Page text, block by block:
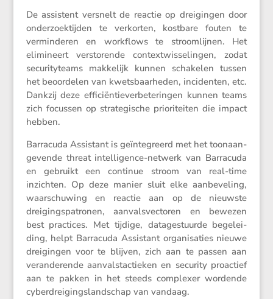
De assis­tent versnelt de reactie op dreigingen door
onder­zoek­tijden te verkorten, kostbare fouten te
vermin­deren en workflows te stroom­lijnen. Het
elimi­neert versto­rende context­wis­se­lingen, zodat
securi­ty­teams makke­lijk kunnen schakelen tussen
het beoor­delen van kwets­baar­heden, incidenten, etc.
Dankzij deze effici­ën­tie­ver­be­te­ringen kunnen teams
zich focussen op strate­gi­sche priori­teiten die impact
hebben.
Barra­cuda Assis­tant is geïnte­greerd met het toonaan­
ge­vende threat intel­li­gence-netwerk van Barra­cuda
en gebruikt een continue stroom van real-time
inzichten. Op deze manier sluit elke aanbe­ve­ling,
waarschu­wing en reactie aan op de nieuwste
dreigings­pa­tronen, aanvals­vec­toren en bewezen
best practices. Met tijdige, datage­stuurde begelei­
ding, helpt Barra­cuda Assis­tant organi­sa­ties nieuwe
dreigingen voor te blijven, zich aan te passen aan
veran­de­rende aanval­st­ac­tieken en security proac­tief
aan te pakken in het steeds complexer wordende
cyber­drei­gings­land­schap van vandaag.